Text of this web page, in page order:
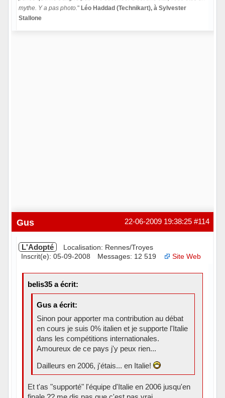
mythe. Y a pas photo." Léo Haddad (Technikart), à Sylvester
Stallone
#114
22-06-2009 19:38:25
Gus
L'Adopté
Localisation: Rennes/Troyes
Inscrit(e): 05-09-2008
Messages: 12 519 Site Web
belis35 a écrit:
Gus a écrit:
Sinon pour apporter ma contribution au débat
en cours je suis 0% italien et je supporte l'Italie
dans les compétitions internationales.
Amoureux de ce pays j'y peux rien...
Dailleurs en 2006, j'étais... en Italie!
Et t'as "supporté" l'équipe d'Italie en 2006 jusqu'en